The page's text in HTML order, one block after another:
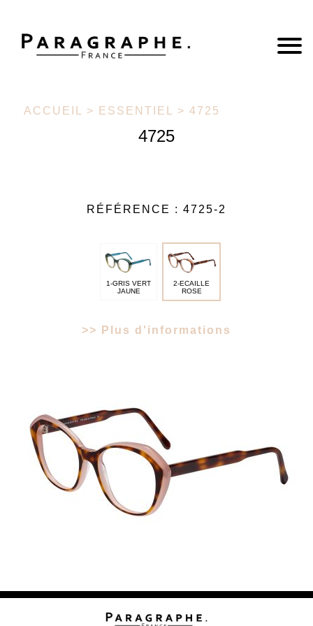
ACCUEIL > ESSENTIEL > 4725
4725
RÉFÉRENCE : 4725-2
1-GRIS VERT
JAUNE
2-ECAILLE
ROSE
>> Plus d'informations